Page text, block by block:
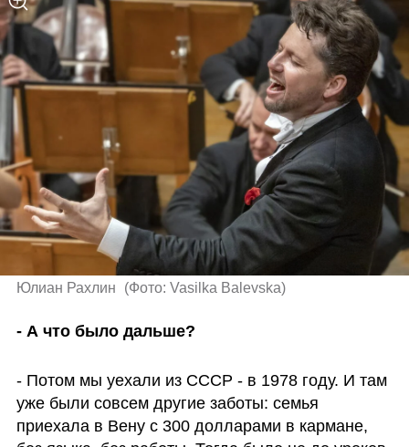
Юлиан Рахлин (Фото: Vasilka Balevska)
- А что было дальше?
- Потом мы уехали из СССР - в 1978 году. И там
уже были совсем другие заботы: семья
приехала в Вену с 300 долларами в кармане,